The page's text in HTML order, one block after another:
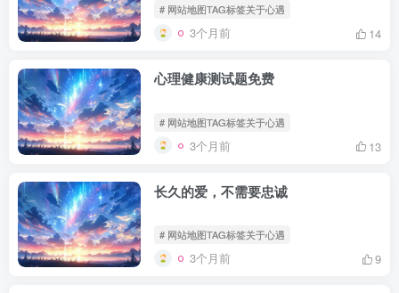
# 网站地图TAG标签关于心遇
3个月前 14
心理健康测试题免费
# 网站地图TAG标签关于心遇
3个月前 13
长久的爱，不需要忠诚
# 网站地图TAG标签关于心遇
3个月前 9